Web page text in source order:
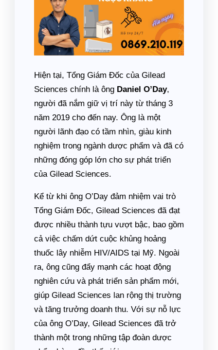
Hiện tại, Tổng Giám Đốc của Gilead
Sciences chính là ông Daniel O’Day,
người đã nắm giữ vị trí này từ tháng 3
năm 2019 cho đến nay. Ông là một
người lãnh đạo có tầm nhìn, giàu kinh
nghiệm trong ngành dược phẩm và đã có
những đóng góp lớn cho sự phát triển
của Gilead Sciences.
Kể từ khi ông O’Day đảm nhiệm vai trò
Tổng Giám Đốc, Gilead Sciences đã đạt
được nhiều thành tựu vượt bậc, bao gồm
cả việc chấm dứt cuộc khủng hoảng
thuốc lây nhiễm HIV/AIDS tại Mỹ. Ngoài
ra, ông cũng đẩy mạnh các hoạt động
nghiên cứu và phát triển sản phẩm mới,
giúp Gilead Sciences lan rộng thị trường
và tăng trưởng doanh thu. Với sự nỗ lực
của ông O’Day, Gilead Sciences đã trở
thành một trong những tập đoàn dược